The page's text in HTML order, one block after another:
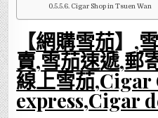
Cigar Shop in Tsuen Wan
【網購雪茄】,
賣,雪茄速遞,郵
線上雪茄,Cigar
express,Cigar